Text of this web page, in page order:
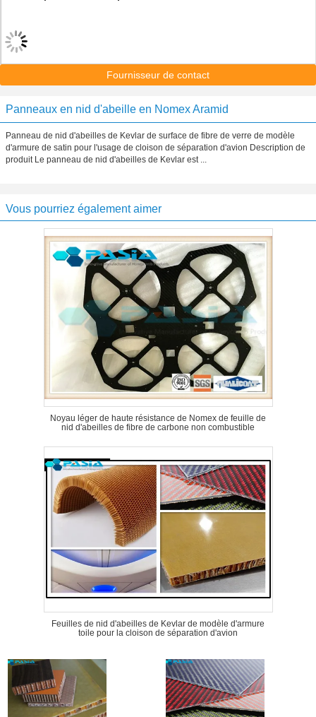
Fournisseur de contact
Panneaux en nid d'abeille en Nomex Aramid
Panneau de nid d'abeilles de Kevlar de surface de fibre de verre de modèle
d'armure de satin pour l'usage de cloison de séparation d'avion Description de
produit Le panneau de nid d'abeilles de Kevlar est ...
Vous pourriez également aimer
Noyau léger de haute résistance de Nomex de feuille de
nid d'abeilles de fibre de carbone non combustible
Feuilles de nid d'abeilles de Kevlar de modèle d'armure
toile pour la cloison de séparation d'avion